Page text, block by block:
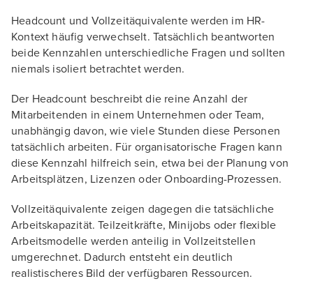
Headcount und Vollzeitäquivalente werden im HR-
Kontext häufig verwechselt. Tatsächlich beantworten
beide Kennzahlen unterschiedliche Fragen und sollten
niemals isoliert betrachtet werden.
Der Headcount beschreibt die reine Anzahl der
Mitarbeitenden in einem Unternehmen oder Team,
unabhängig davon, wie viele Stunden diese Personen
tatsächlich arbeiten. Für organisatorische Fragen kann
diese Kennzahl hilfreich sein, etwa bei der Planung von
Arbeitsplätzen, Lizenzen oder Onboarding-Prozessen.
Vollzeitäquivalente zeigen dagegen die tatsächliche
Arbeitskapazität. Teilzeitkräfte, Minijobs oder flexible
Arbeitsmodelle werden anteilig in Vollzeitstellen
umgerechnet. Dadurch entsteht ein deutlich
realistischeres Bild der verfügbaren Ressourcen.